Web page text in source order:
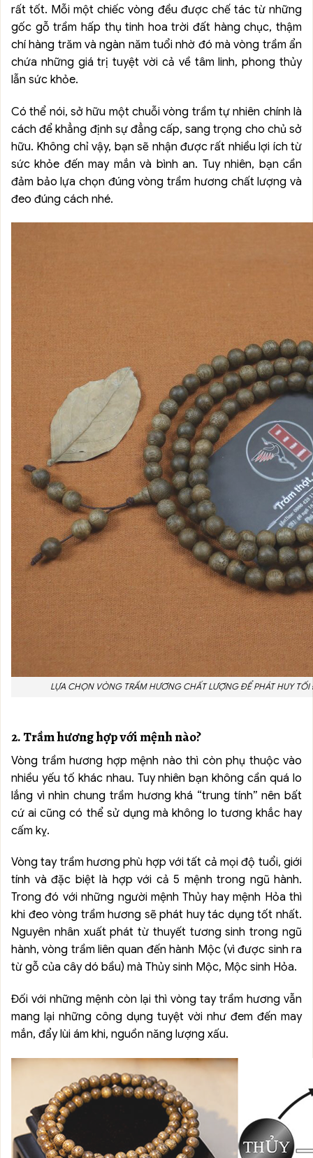
rất tốt. Mỗi một chiếc vòng đều được chế tác từ những
gốc gỗ trầm hấp thụ tinh hoa trời đất hàng chục, thậm
chí hàng trăm và ngàn năm tuổi nhờ đó mà vòng trầm ẩn
chứa những giá trị tuyệt vời cả về tâm linh, phong thủy
lẫn sức khỏe.
Có thể nói, sở hữu một chuỗi vòng trầm tự nhiên chính là
cách để khẳng định sự đẳng cấp, sang trọng cho chủ sở
hữu. Không chỉ vậy, bạn sẽ nhận được rất nhiều lợi ích từ
sức khỏe đến may mắn và bình an. Tuy nhiên, bạn cần
đảm bảo lựa chọn đúng vòng trầm hương chất lượng và
đeo đúng cách nhé.
LỰA CHỌN VÒNG TRẦM HƯƠNG CHẤT LƯỢNG ĐỂ PHÁT HUY
2. Trầm hương hợp với mệnh nào?
Vòng trầm hương hợp mệnh nào thì còn phụ thuộc vào
nhiều yếu tố khác nhau. Tuy nhiên bạn không cần quá lo
lắng vì nhìn chung trầm hương khá “trung tính” nên bất
cứ ai cũng có thể sử dụng mà không lo tương khắc hay
cấm kỵ.
Vòng tay trầm hương phù hợp với tất cả mọi độ tuổi, giới
tính và đặc biệt là hợp với cả 5 mệnh trong ngũ hành.
Trong đó với những người mệnh Thủy hay mệnh Hỏa thì
khi đeo vòng trầm hương sẽ phát huy tác dụng tốt nhất.
Nguyên nhân xuất phát từ thuyết tương sinh trong ngũ
hành, vòng trầm liên quan đến hành Mộc (vì được sinh ra
từ gỗ của cây dó bầu) mà Thủy sinh Mộc, Mộc sinh Hỏa.
Đối với những mệnh còn lại thì vòng tay trầm hương vẫn
mang lại những công dụng tuyệt vời như đem đến may
mắn, đẩy lùi ám khi, nguồn năng lượng xấu.